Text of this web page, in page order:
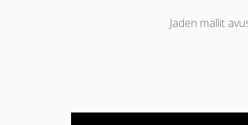
Jaden mallit